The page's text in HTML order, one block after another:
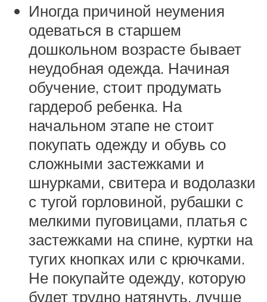
Иногда причиной неумения
одеваться в старшем
дошкольном возрасте бывает
неудобная одежда. Начиная
обучение, стоит продумать
гардероб ребенка. На
начальном этапе не стоит
покупать одежду и обувь со
сложными застежками и
шнурками, свитера и водолазки
с тугой горловиной, рубашки с
мелкими пуговицами, платья с
застежками на спине, куртки на
тугих кнопках или с крючками.
Не покупайте одежду, которую
будет трудно натянуть, лучше